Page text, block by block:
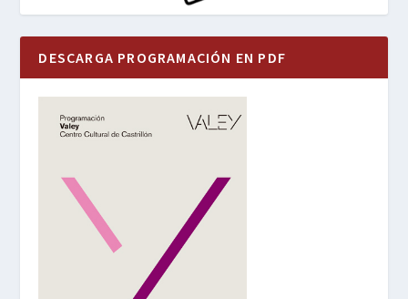
DESCARGA PROGRAMACIÓN EN PDF